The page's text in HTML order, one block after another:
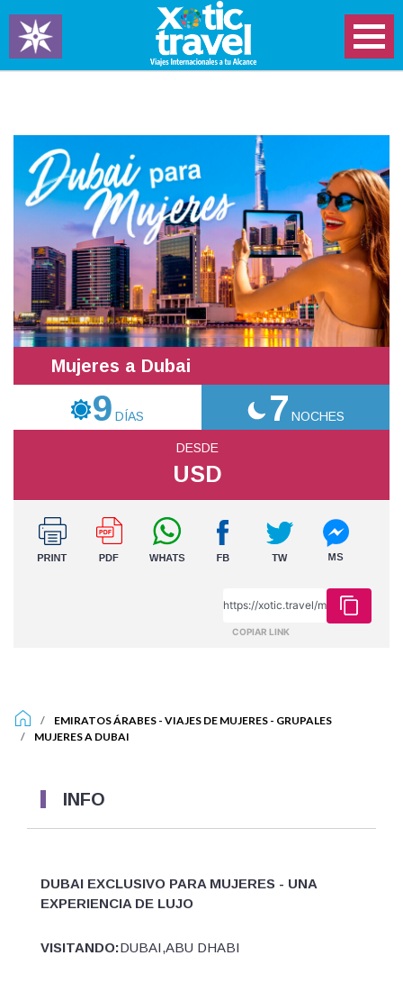
Mujeres a Dubai
9 DÍAS 7 NOCHES
DESDE
USD
COPIAR LINK
EMIRATOS ÁRABES - VIAJES DE MUJERES - GRUPALES
MUJERES A DUBAI
INFO
DUBAI EXCLUSIVO PARA MUJERES - UNA
EXPERIENCIA DE LUJO
VISITANDO:DUBAI,ABU DHABI